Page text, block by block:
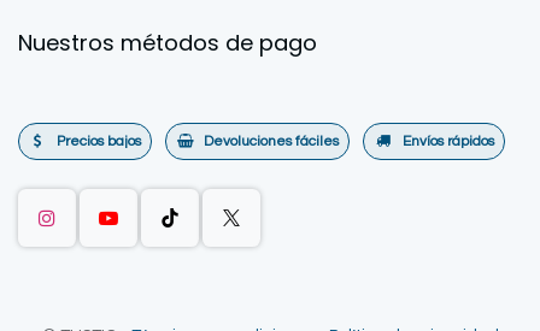
Nuestros métodos de pago
Precios bajos Devoluciones fáciles Envíos rápidos